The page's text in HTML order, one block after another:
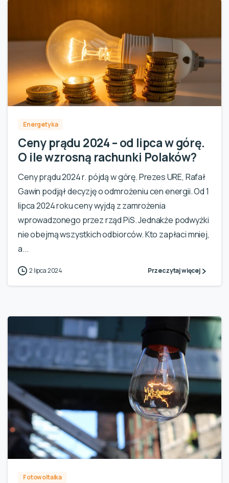
Energetyka
Ceny prądu 2024 – od lipca w górę.
O ile wzrosną rachunki Polaków?
Ceny prądu 2024 r. pójdą w górę. Prezes URE, Rafał
Gawin podjął decyzję o odmrożeniu cen energii. Od 1
lipca 2024 roku ceny wyjdą z zamrożenia
wprowadzonego przez rząd PiS. Jednakże podwyżki
nie obejmą wszystkich odbiorców. Kto zapłaci mniej,
a...
2 lipca 2024 Przeczytaj więcej
1
Fotowoltaika